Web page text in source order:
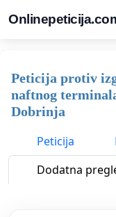
Peticija protiv
naftnog
Dobrinja
Peticija
Dodatna